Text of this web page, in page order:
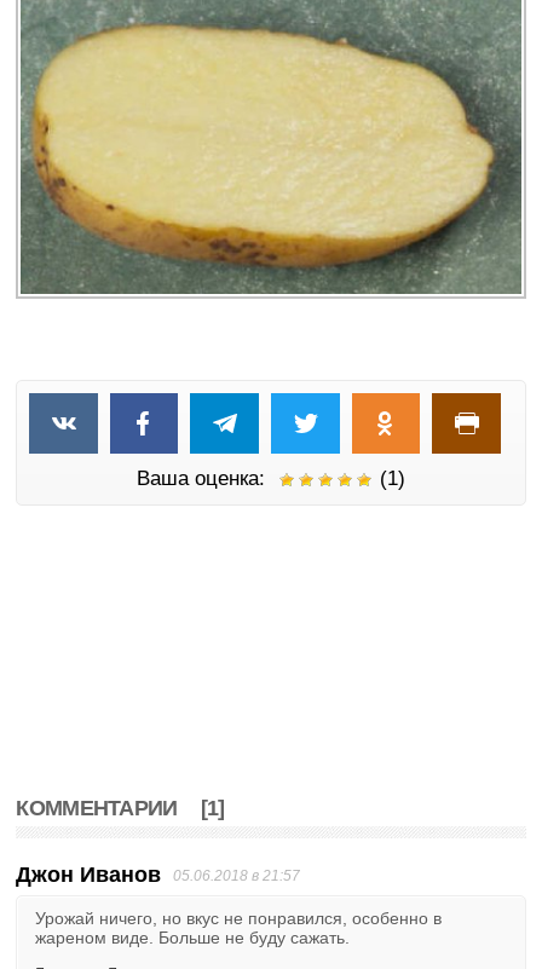
Ваша оценка: (1)
КОММЕНТАРИИ [1]
Джон Иванов 05.06.2018 в 21:57
Урожай ничего, но вкус не понравился, особенно в
жареном виде. Больше не буду сажать.